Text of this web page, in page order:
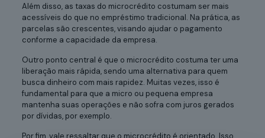
Além disso, as taxas do microcrédito costumam ser mais
acessíveis do que no empréstimo tradicional. Na prática, as
parcelas são crescentes, visando ajudar o pagamento
conforme a capacidade da empresa.
Outro ponto central é que o microcrédito costuma ter uma
liberação mais rápida, sendo uma alternativa para quem
busca dinheiro com mais rapidez. Muitas vezes, isso é
fundamental para que a micro ou pequena empresa
mantenha suas operações e não sofra com juros gerados
por dívidas, por exemplo.
Por fim, vale ressaltar que o microcrédito é orientado. Isso